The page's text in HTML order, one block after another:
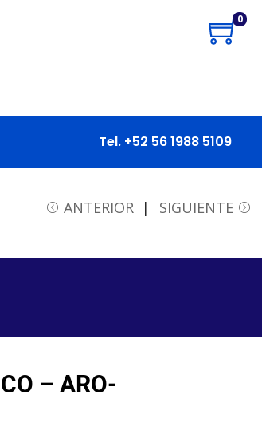
0
Tel. +52 56 1988 5109
ANTERIOR SIGUIENTE
– ARO-